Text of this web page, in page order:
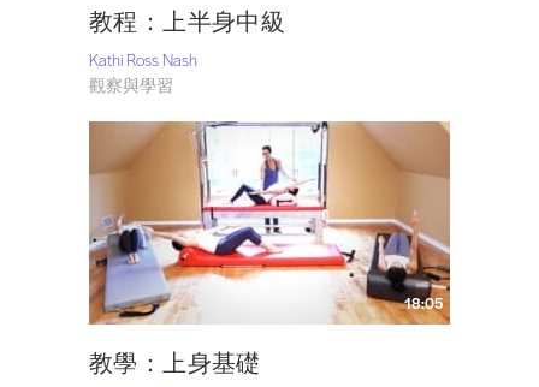
教程：上半身中級
Kathi Ross Nash
觀察與學習
18:05
教學：上身基礎